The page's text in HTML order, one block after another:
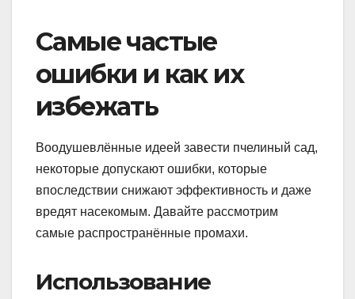
Самые частые
ошибки и как их
избежать
Воодушевлённые идеей завести пчелиный сад,
некоторые допускают ошибки, которые
впоследствии снижают эффективность и даже
вредят насекомым. Давайте рассмотрим
самые распространённые промахи.
Использование